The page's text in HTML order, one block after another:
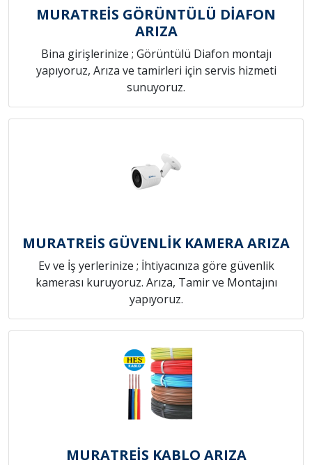
MURATREİS GÖRÜNTÜLÜ DİAFON
ARIZA
Bina girişlerinize ; Görüntülü Diafon montajı
yapıyoruz, Arıza ve tamirleri için servis hizmeti
sunuyoruz.
MURATREİS GÜVENLİK KAMERA ARIZA
Ev ve İş yerlerinize ; İhtiyacınıza göre güvenlik
kamerası kuruyoruz. Arıza, Tamir ve Montajını
yapıyoruz.
MURATREİS KABLO ARIZA